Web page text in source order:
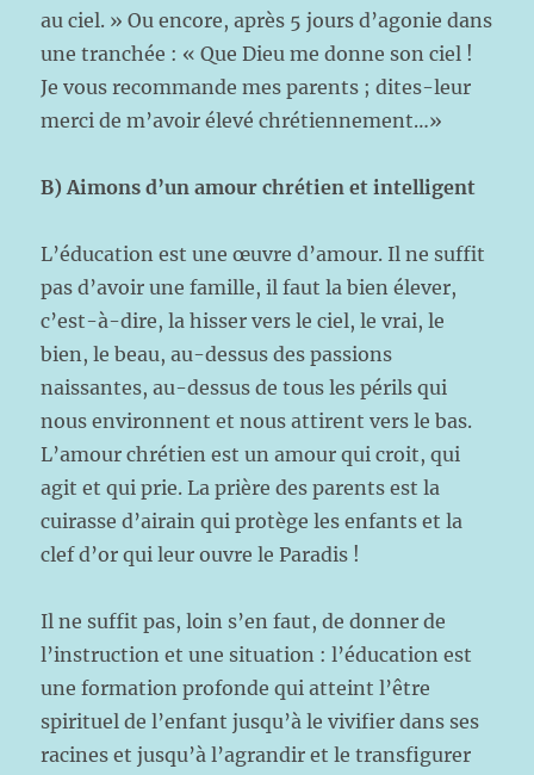
au ciel. » Ou encore, après 5 jours d’agonie dans
une tranchée : « Que Dieu me donne son ciel !
Je vous recommande mes parents ; dites-leur
merci de m’avoir élevé chrétiennement…»
B) Aimons d’un amour chrétien et intelligent
L’éducation est une œuvre d’amour. Il ne suffit
pas d’avoir une famille, il faut la bien élever,
c’est-à-dire, la hisser vers le ciel, le vrai, le
bien, le beau, au-dessus des passions
naissantes, au-dessus de tous les périls qui
nous environnent et nous attirent vers le bas.
L’amour chrétien est un amour qui croit, qui
agit et qui prie. La prière des parents est la
cuirasse d’airain qui protège les enfants et la
clef d’or qui leur ouvre le Paradis !
Il ne suffit pas, loin s’en faut, de donner de
l’instruction et une situation : l’éducation est
une formation profonde qui atteint l’être
spirituel de l’enfant jusqu’à le vivifier dans ses
racines et jusqu’à l’agrandir et le transfigurer